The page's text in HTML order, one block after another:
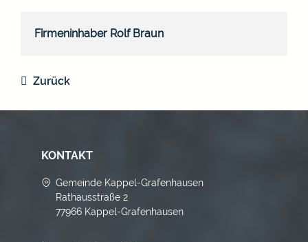
Firmeninhaber Rolf Braun
Zurück
KONTAKT
Gemeinde Kappel-Grafenhausen
Rathausstraße 2
77966 Kappel-Grafenhausen